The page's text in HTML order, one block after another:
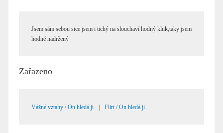
Jsem sám sebou sice jsem i tichý na slouchaví hodný kluk,taky jsem
hodně nadržený
Zařazeno
Vážné vztahy / On hledá ji Flirt / On hledá ji